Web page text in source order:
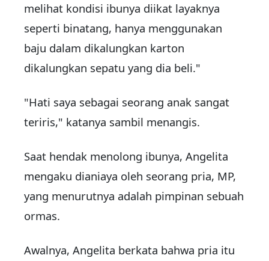
melihat kondisi ibunya diikat layaknya
seperti binatang, hanya menggunakan
baju dalam dikalungkan karton
dikalungkan sepatu yang dia beli."
"Hati saya sebagai seorang anak sangat
teriris," katanya sambil menangis.
Saat hendak menolong ibunya, Angelita
mengaku dianiaya oleh seorang pria, MP,
yang menurutnya adalah pimpinan sebuah
ormas.
Awalnya, Angelita berkata bahwa pria itu